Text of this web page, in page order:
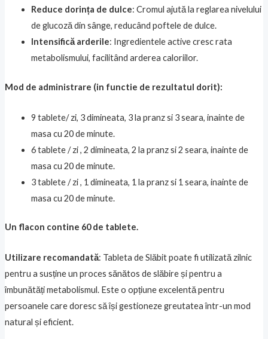
Reduce dorința de dulce: Cromul ajută la reglarea nivelului
de glucoză din sânge, reducând poftele de dulce.
Intensifică arderile: Ingredientele active cresc rata
metabolismului, facilitând arderea caloriilor.
Mod de administrare (in functie de rezultatul dorit):
9 tablete/ zi, 3 dimineata, 3 la pranz si 3 seara, inainte de
masa cu 20 de minute.
6 tablete / zi , 2 dimineata, 2 la pranz si 2 seara, inainte de
masa cu 20 de minute.
3 tablete / zi , 1 dimineata, 1 la pranz si 1 seara, inainte de
masa cu 20 de minute.
Un flacon contine 60 de tablete.
Utilizare recomandată: Tableta de Slăbit poate fi utilizată zilnic
pentru a susține un proces sănătos de slăbire și pentru a
îmbunătăți metabolismul. Este o opțiune excelentă pentru
persoanele care doresc să își gestioneze greutatea într-un mod
natural și eficient.